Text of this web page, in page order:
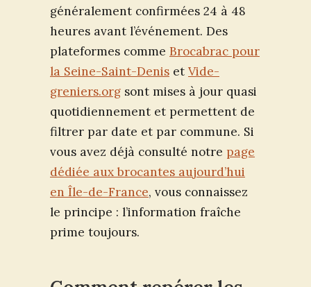
généralement confirmées 24 à 48
heures avant l’événement. Des
plateformes comme Brocabrac pour
la Seine-Saint-Denis et Vide-
greniers.org sont mises à jour quasi
quotidiennement et permettent de
filtrer par date et par commune. Si
vous avez déjà consulté notre page
dédiée aux brocantes aujourd’hui
en Île-de-France, vous connaissez
le principe : l’information fraîche
prime toujours.